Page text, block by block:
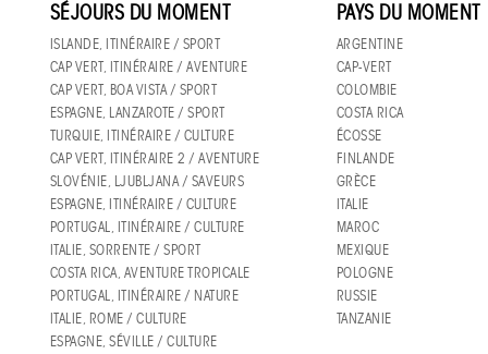
SÉJOURS DU MOMENT
ISLANDE, ITINÉRAIRE / SPORT
CAP VERT, ITINÉRAIRE / AVENTURE
CAP VERT, BOA VISTA / SPORT
ESPAGNE, LANZAROTE / SPORT
TURQUIE, ITINÉRAIRE / CULTURE
CAP VERT, ITINÉRAIRE 2 / AVENTURE
SLOVÉNIE, LJUBLJANA / SAVEURS
ESPAGNE, ITINÉRAIRE / CULTURE
PORTUGAL, ITINÉRAIRE / CULTURE
ITALIE, SORRENTE / SPORT
COSTA RICA, AVENTURE TROPICALE
PORTUGAL, ITINÉRAIRE / NATURE
ITALIE, ROME / CULTURE
ESPAGNE, SÉVILLE / CULTURE
PAYS DU MOMENT
ARGENTINE
CAP-VERT
COLOMBIE
COSTA RICA
ÉCOSSE
FINLANDE
GRÈCE
ITALIE
MAROC
MEXIQUE
POLOGNE
RUSSIE
TANZANIE